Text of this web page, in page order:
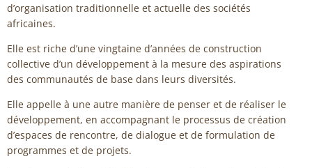
d’organisation traditionnelle et actuelle des sociétés
africaines.
Elle est riche d’une vingtaine d’années de construction
collective d’un développement à la mesure des aspirations
des communautés de base dans leurs diversités.
Elle appelle à une autre manière de penser et de réaliser le
développement, en accompagnant le processus de création
d’espaces de rencontre, de dialogue et de formulation de
programmes et de projets.